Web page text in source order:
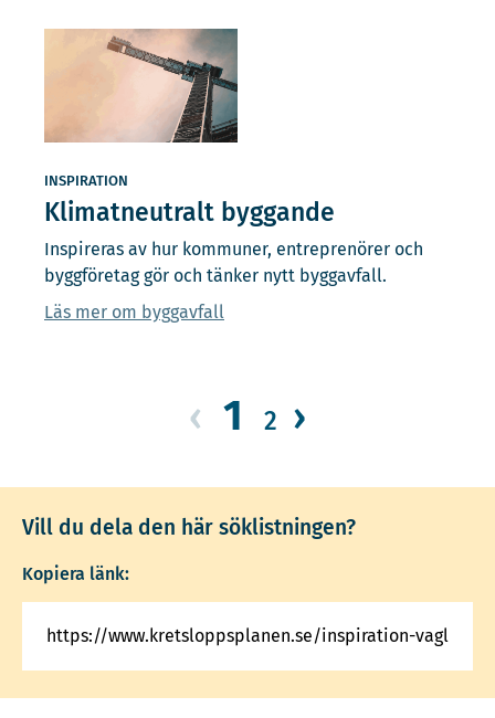
INSPIRATION
Klimatneutralt byggande
Inspireras av hur kommuner, entreprenörer och
byggföretag gör och tänker nytt byggavfall.
Läs mer om byggavfall
‹ 1 2 ›
Vill du dela den här söklistningen?
Kopiera länk: